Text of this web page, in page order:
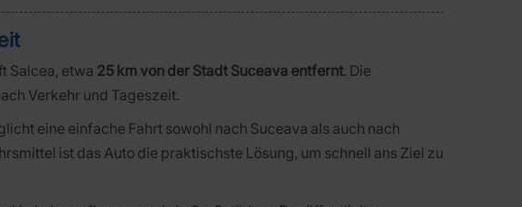
Salcea, etwa 25 km von der Stadt Suceava entfernt. Die
Verkehr und Tageszeit.
eine einfache Fahrt sowohl nach Suceava als auch nach
ist das Auto die praktischste Lösung, um schnell ans Ziel zu